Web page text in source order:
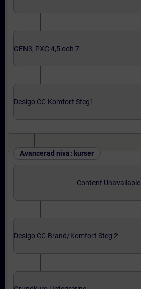
GEN3, PXC 4,5 och 7
Desigo CC Komfort Steg1
Avancerad nivå: kurser
Content Unavaliable
Desigo CC Brand/Komfort Steg 2